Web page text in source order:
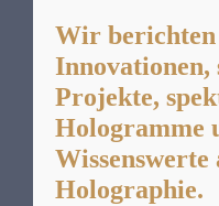
Wir berichten
Innovationen,
Projekte,
Hologramme
Holographie.